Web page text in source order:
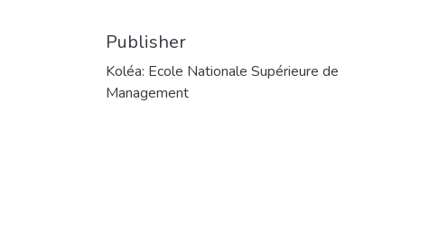
Publisher
Koléa: Ecole Nationale Supérieure de
Management